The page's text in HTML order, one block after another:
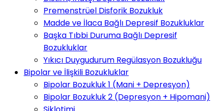
Premenstrüel Disforik Bozukluk
Madde ve İlaca Bağlı Depresif Bozukluklar
Başka Tıbbi Duruma Bağlı Depresif
Bozukluklar
Yıkıcı Duygudurum Regülasyon Bozukluğu
Bipolar ve İlişkili Bozukluklar
Bipolar Bozukluk 1 (Mani + Depresyon)
Bipolar Bozukluk 2 (Depresyon + Hipomani)